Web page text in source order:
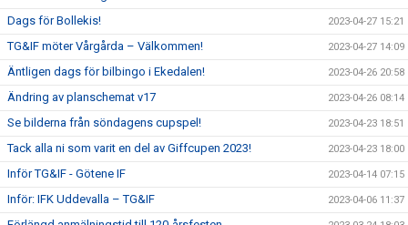
Dags för Bollekis! 2023-04-27 15:21
TG&IF möter Vårgårda – Välkommen! 2023-04-27 14:09
Äntligen dags för bilbingo i Ekedalen! 2023-04-26 20:58
Ändring av planschemat v17 2023-04-26 08:14
Se bilderna från söndagens cupspel! 2023-04-23 18:51
Tack alla ni som varit en del av Giffcupen 2023! 2023-04-23 18:00
Inför TG&IF - Götene IF 2023-04-14 07:15
Inför: IFK Uddevalla – TG&IF 2023-04-06 11:37